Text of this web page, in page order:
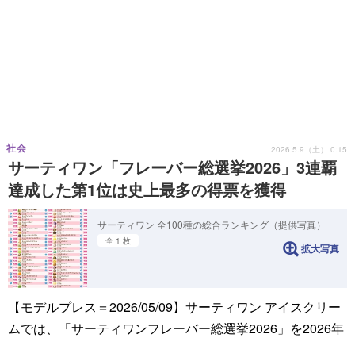
サーティワン「フレーバー総選挙2026」3連覇
達成した第1位は史上最多の得票を獲得
社会 2026.5.9（土） 0:15
サーティワン 全100種の総合ランキング（提供写真）
全 1 枚
拡大写真
【モデルプレス＝2026/05/09】サーティワン アイスクリー
ムでは、「サーティワンフレーバー総選挙2026」を2026年